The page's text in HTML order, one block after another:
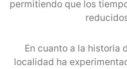
permitiendo que los
En cuanto a la historia
localidad ha